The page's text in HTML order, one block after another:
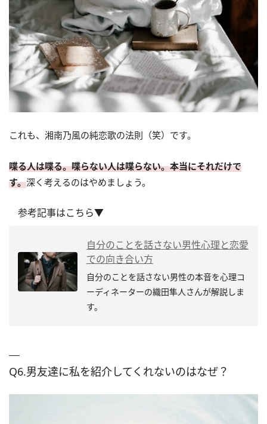
これも、湘南乃風の純恋歌の法則（笑）です。
喋る人は喋る。喋らない人は喋らない。本当にそれだけで
す。深く考えるのはやめましょう。
参考記事はこちら▼
自分のことを話さない男性心理と恋愛
での向き合い方
自分のことを話さない男性の本音を心理コ
ーディネーターの織田隼人さんが解説しま
す。
Q6.男友達に私を紹介してくれないのはなぜ？